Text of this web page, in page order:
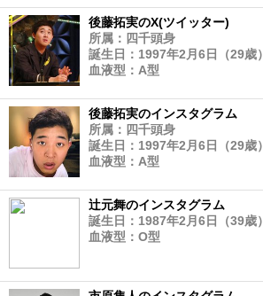
後藤拓実のX(ツイッター)
所属：四千頭身
誕生日：1997年2月6日（29歳）
血液型：A型
後藤拓実のインスタグラム
所属：四千頭身
誕生日：1997年2月6日（29歳）
血液型：A型
辻元舞のインスタグラム
誕生日：1987年2月6日（39歳）
血液型：O型